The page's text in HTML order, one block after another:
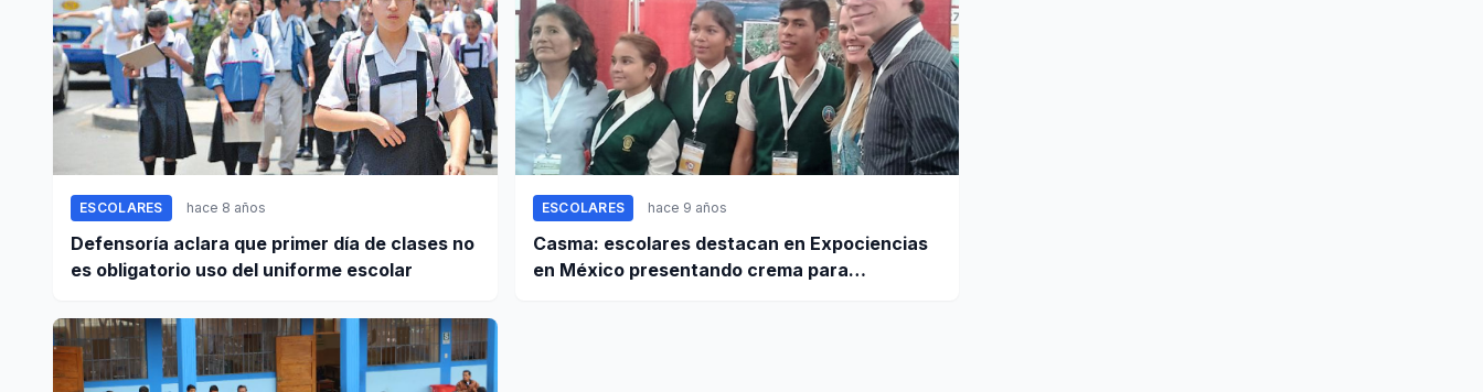
ESCOLARES hace 8 años
Defensoría aclara que primer día de clases no
es obligatorio uso del uniforme escolar
ESCOLARES hace 9 años
Casma: escolares destacan en Expociencias
en México presentando crema para